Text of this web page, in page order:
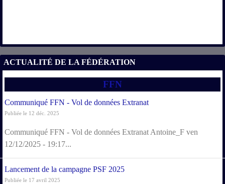
ACTUALITÉ DE LA FÉDÉRATION
FFN
Communiqué FFN - Vol de données Extranat
Publiée le 12 déc. 2025
Communiqué FFN - Vol de données Extranat Antoine_F ven
12/12/2025 - 19:17...
Lancement de la campagne PSF 2025
Publiée le 17 avril 2025